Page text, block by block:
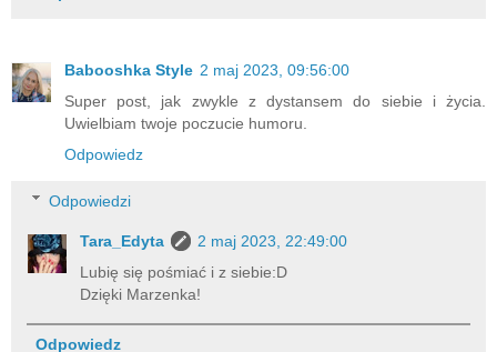
Babooshka Style 2 maj 2023, 09:56:00
Super post, jak zwykle z dystansem do siebie i życia.
Uwielbiam twoje poczucie humoru.
Odpowiedz
Odpowiedzi
Tara_Edyta
2 maj 2023, 22:49:00
Lubię się pośmiać i z siebie:D
Dzięki Marzenka!
Odpowiedz